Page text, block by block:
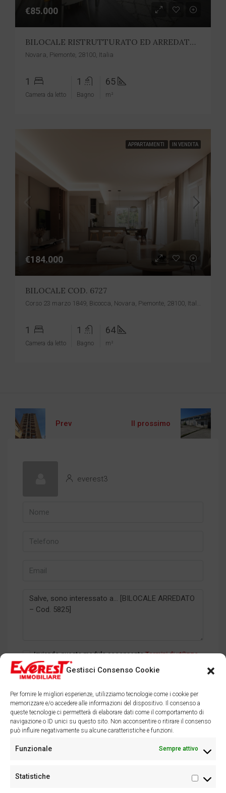
Gestisci Consenso Cookie
Per fornire le migliori esperienze, utilizziamo tecnologie come i cookie per
memorizzare e/o accedere alle informazioni del dispositivo. Il consenso a
queste tecnologie ci permetterà di elaborare dati come il comportamento di
navigazione o ID unici su questo sito. Non acconsentire o ritirare il consenso
può influire negativamente su alcune caratteristiche e funzioni.
Funzionale Sempre attivo
Statistiche
€85.000
BILOCALE RISTRUTTURATO ED ARREDATO – Cod. 7048
Novara, Piemonte, 28100, Italia
1
Camera da letto
1
Bagno
65
m²
APPARTAMENTI IN VENDITA
€184.000
BILOCALE COD. 6727
Corso 23 marzo 1849, Bicocca, Novara, Piemonte, 28100, Italia
1
Camera da letto
1
Bagno
64
m²
Prev Il prossimo
everest3
Inviando questo modulo acconsentoTermini di utilizzo